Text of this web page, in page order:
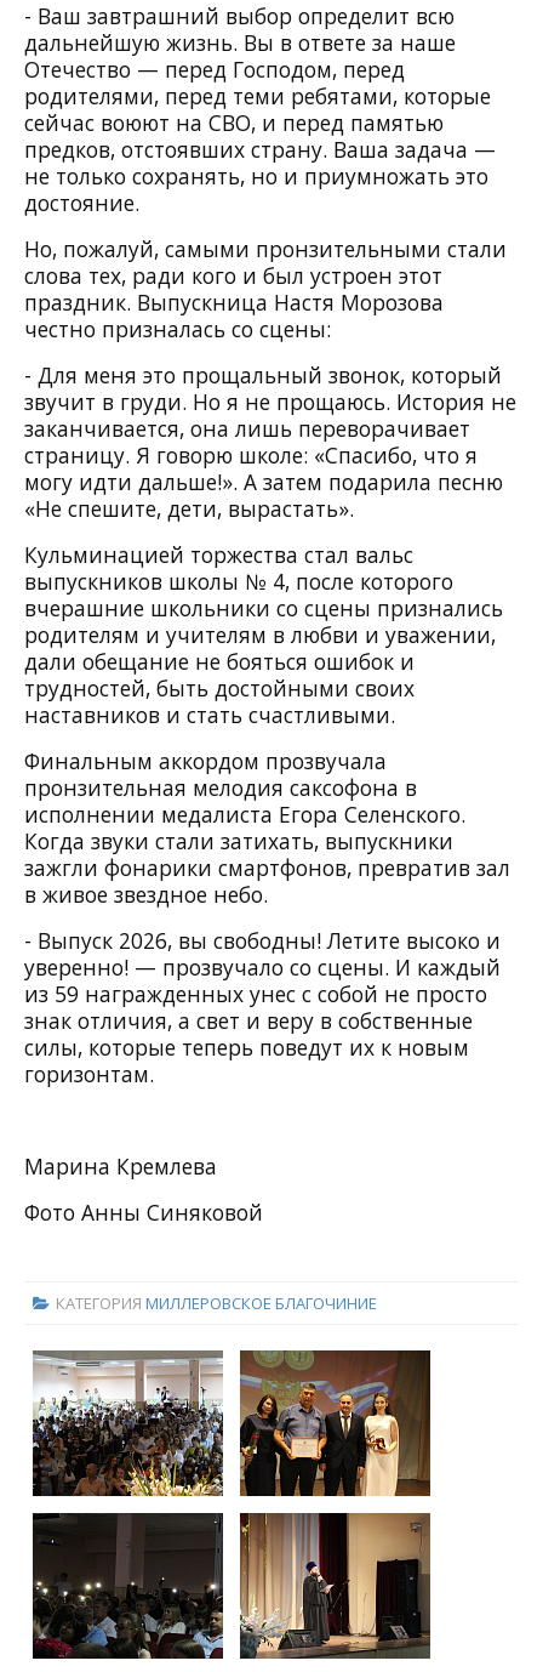
- Ваш завтрашний выбор определит всю
дальнейшую жизнь. Вы в ответе за наше
Отечество — перед Господом, перед
родителями, перед теми ребятами, которые
сейчас воюют на СВО, и перед памятью
предков, отстоявших страну. Ваша задача —
не только сохранять, но и приумножать это
достояние.
Но, пожалуй, самыми пронзительными стали
слова тех, ради кого и был устроен этот
праздник. Выпускница Настя Морозова
честно призналась со сцены:
- Для меня это прощальный звонок, который
звучит в груди. Но я не прощаюсь. История не
заканчивается, она лишь переворачивает
страницу. Я говорю школе: «Спасибо, что я
могу идти дальше!». А затем подарила песню
«Не спешите, дети, вырастать».
Кульминацией торжества стал вальс
выпускников школы № 4, после которого
вчерашние школьники со сцены признались
родителям и учителям в любви и уважении,
дали обещание не бояться ошибок и
трудностей, быть достойными своих
наставников и стать счастливыми.
Финальным аккордом прозвучала
пронзительная мелодия саксофона в
исполнении медалиста Егора Селенского.
Когда звуки стали затихать, выпускники
зажгли фонарики смартфонов, превратив зал
в живое звездное небо.
- Выпуск 2026, вы свободны! Летите высоко и
уверенно! — прозвучало со сцены. И каждый
из 59 награжденных унес с собой не просто
знак отличия, а свет и веру в собственные
силы, которые теперь поведут их к новым
горизонтам.
Марина Кремлева
Фото Анны Синяковой
КАТЕГОРИЯ МИЛЛЕРОВСКОЕ БЛАГОЧИНИЕ